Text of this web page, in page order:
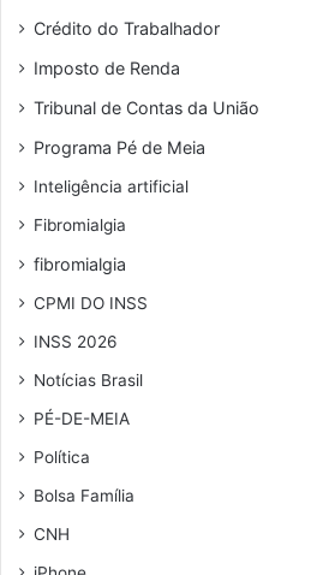
Crédito do Trabalhador
Imposto de Renda
Tribunal de Contas da União
Programa Pé de Meia
Inteligência artificial
Fibromialgia
fibromialgia
CPMI DO INSS
INSS 2026
Notícias Brasil
PÉ-DE-MEIA
Política
Bolsa Família
CNH